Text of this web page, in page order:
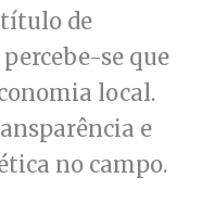
de
se que
local.
e
no campo.